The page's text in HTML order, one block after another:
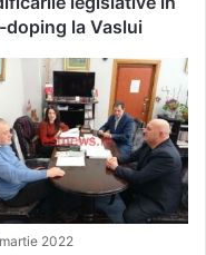
doping la Vaslui
2022